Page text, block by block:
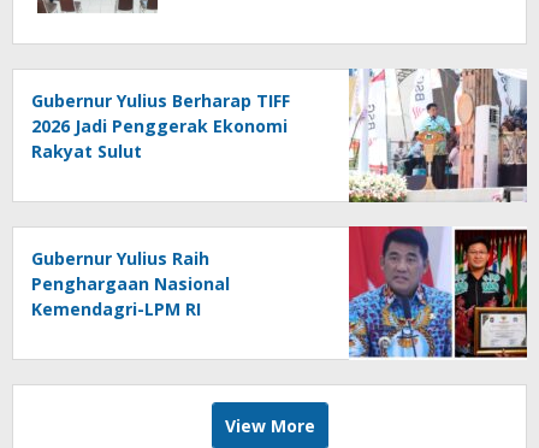
Gubernur Yulius Berharap TIFF
2026 Jadi Penggerak Ekonomi
Rakyat Sulut
Gubernur Yulius Raih
Penghargaan Nasional
Kemendagri-LPM RI
View More